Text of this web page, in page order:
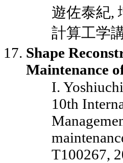
遊佐泰紀,
計算工学
Shape
Maintenance
I.
10th
T100267,